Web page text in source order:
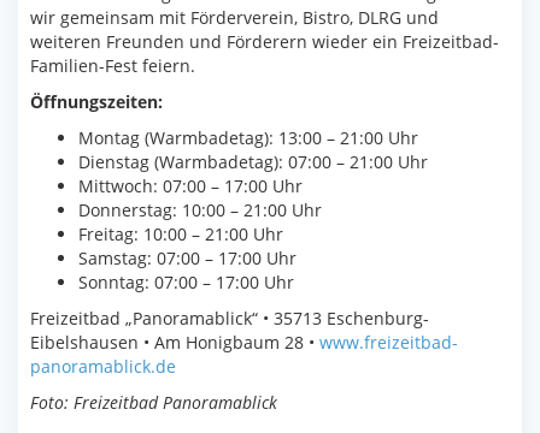
wir gemeinsam mit Förderverein, Bistro, DLRG und
weiteren Freunden und Förderern wieder ein Freizeitbad-
Familien-Fest feiern.
Öffnungszeiten:
Montag (Warmbadetag): 13:00 – 21:00 Uhr
Dienstag (Warmbadetag): 07:00 – 21:00 Uhr
Mittwoch: 07:00 – 17:00 Uhr
Donnerstag: 10:00 – 21:00 Uhr
Freitag: 10:00 – 21:00 Uhr
Samstag: 07:00 – 17:00 Uhr
Sonntag: 07:00 – 17:00 Uhr
Freizeitbad „Panoramablick“ • 35713 Eschenburg-
Eibelshausen • Am Honigbaum 28 • www.freizeitbad-
panoramablick.de
Foto: Freizeitbad Panoramablick